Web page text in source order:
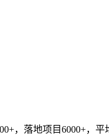
，落地项目6000+，